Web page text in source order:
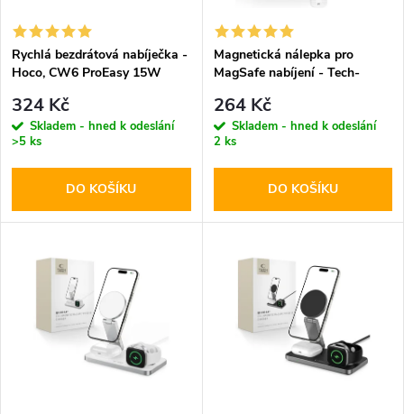
í
p
r
o
d
s
p
r
o
d
Rychlá bezdrátová nabíječka -
Hoco, CW6 ProEasy 15W
324 Kč
Skladem - hned k odeslání
>5 ks
DO KOŠÍKU
Magnetická nálepka pro
MagSafe nabíjení - Tech-
Ring Black
264 Kč
Skladem - hned k odeslání
2 ks
DO KOŠÍKU